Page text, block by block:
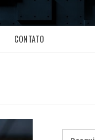
CONTATO